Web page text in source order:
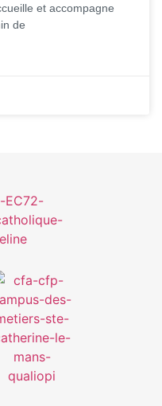
et accompagne
de